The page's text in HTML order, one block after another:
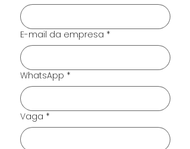
E-mail da empresa *
WhatsApp *
Vaga *